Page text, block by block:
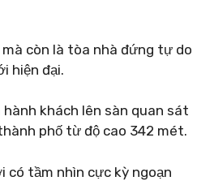
còn là tòa nhà đứng tự do
hiện đại.
khách lên sàn quan sát
phố từ độ cao 342 mét.
có tầm nhìn cực kỳ ngoạn